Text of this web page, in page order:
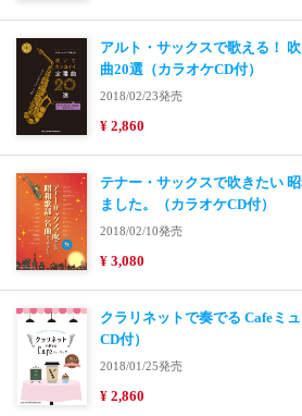
アルト・サックスで歌える！
曲20選（カラオケCD付）
2018/02/23発売
¥ 2,860
テナー・サックスで吹きたい
ました。（カラオケCD付）
2018/02/10発売
¥ 3,080
クラリネットで奏でる Cafeミ
CD付）
2018/01/25発売
¥ 2,860